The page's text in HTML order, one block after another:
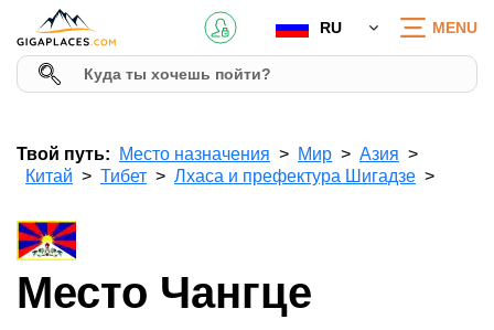
RU MENU
Твой путь: Место назначения Мир
Азия
Китай
Тибет Лхаса и префектура Шигадзе
Место Чангце